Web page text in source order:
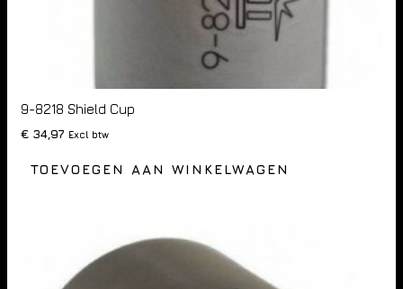
9-8218 Shield Cup
€ 34,97 Excl btw
TOEVOEGEN AAN WINKELWAGEN